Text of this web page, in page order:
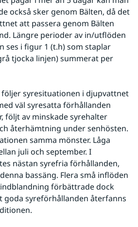
också sker genom Bälten, då det
att passera genom Bälten
Längre perioder av in/utflöden
ses i figur 1 (t.h) som staplar
tjocka linjen) summerat per
syresituationen i djupvattnet
väl syresatta förhållanden
följt av minskade syrehalter
återhämtning under senhösten.
samma mönster. Låga
juli och september. I
nästan syrefria förhållanden,
bassäng. Flera små inflöden
förbättrade dock
goda syreförhållanden återfanns